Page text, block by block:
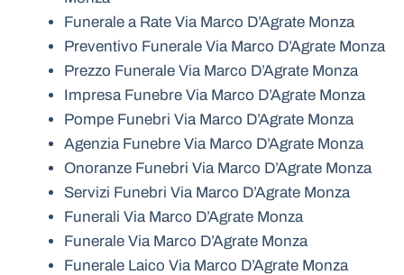
Funerale a Rate Via Marco D’Agrate Monza
Preventivo Funerale Via Marco D’Agrate Monza
Prezzo Funerale Via Marco D’Agrate Monza
Impresa Funebre Via Marco D’Agrate Monza
Pompe Funebri Via Marco D’Agrate Monza
Agenzia Funebre Via Marco D’Agrate Monza
Onoranze Funebri Via Marco D’Agrate Monza
Servizi Funebri Via Marco D’Agrate Monza
Funerali Via Marco D’Agrate Monza
Funerale Via Marco D’Agrate Monza
Funerale Laico Via Marco D’Agrate Monza